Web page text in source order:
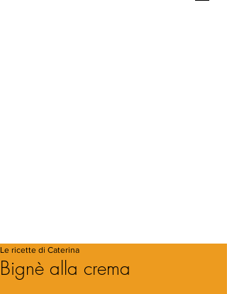
Bignè alla crema
Le ricette di Caterina